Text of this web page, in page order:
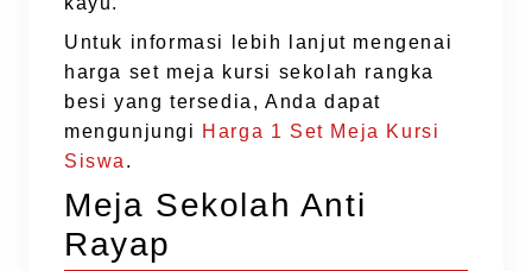
Untuk informasi lebih lanjut mengenai
harga set meja kursi sekolah rangka
besi yang tersedia, Anda dapat
mengunjungi Harga 1 Set Meja Kursi
Siswa .
Meja Sekolah Anti
Rayap